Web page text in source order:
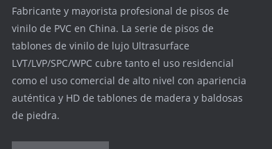
Fabricante y mayorista profesional de pisos de
vinilo de PVC en China. La serie de pisos de
tablones de vinilo de lujo Ultrasurface
LVT/LVP/SPC/WPC cubre tanto el uso residencial
como el uso comercial de alto nivel con apariencia
auténtica y HD de tablones de madera y baldosas
de piedra.